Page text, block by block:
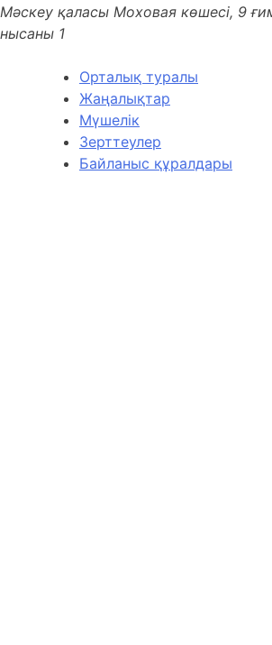
Мәскеу қаласы Моховая көшесі, 9
нысаны 1
Орталық туралы
Жаңалықтар
Мүшелік
Зерттеулер
Байланыс құралдары